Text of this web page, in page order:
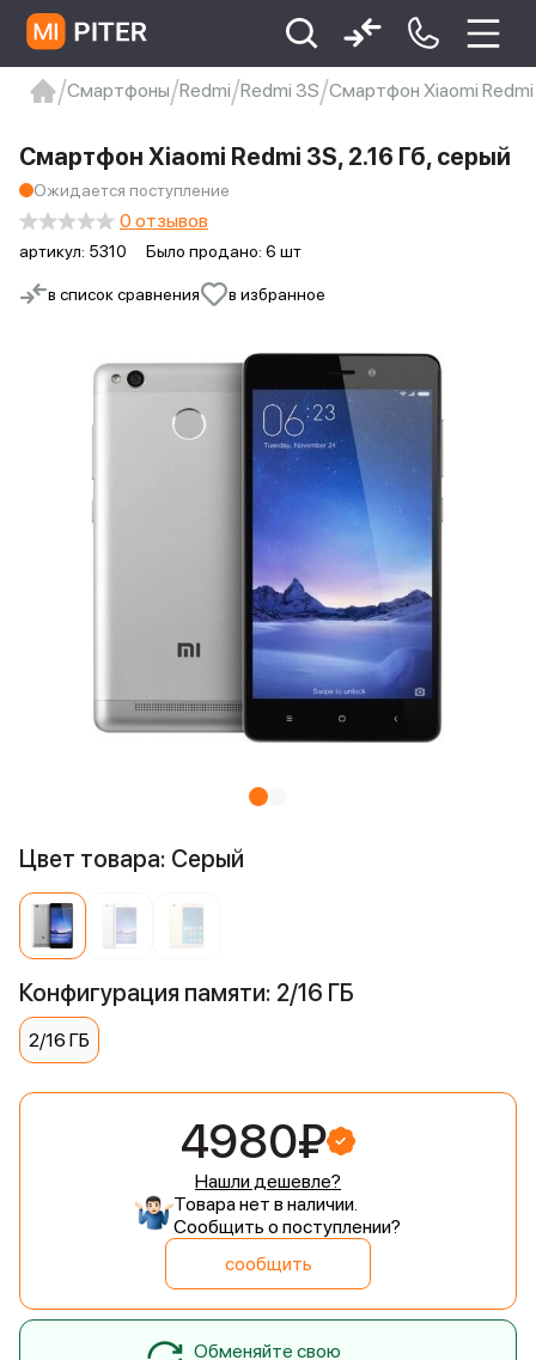
Xiaomi 9 про
xiaomi redmi 12c
Смартфоны Redmi Redmi 3S Смартфон Xiaomi Redmi
в список сравнения в избранное
Смартфон Xiaomi Redmi 3S, 2.16 Гб, серый
Ожидается поступление
артикул: 5310 Было продано: 6 шт
0 отзывов
Цвет товара: Серый
Конфигурация памяти: 2/16 ГБ
2/16 ГБ
4980₽
Нашли дешевле?
Товара нет в наличии.
Сообщить о поступлении?
сообщить
Обменяйте свою